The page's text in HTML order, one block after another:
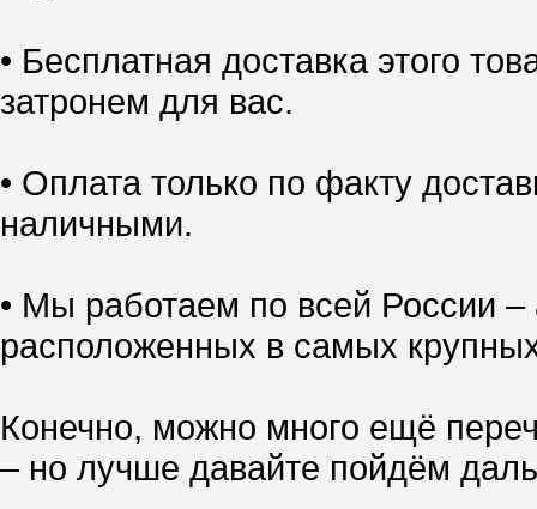
• Бесплатная доставка этого
затронем для вас.
• Оплата только по факту
наличными.
• Мы работаем по всей России
расположенных в самых
Конечно, можно много ещё
– но лучше давайте пойдём